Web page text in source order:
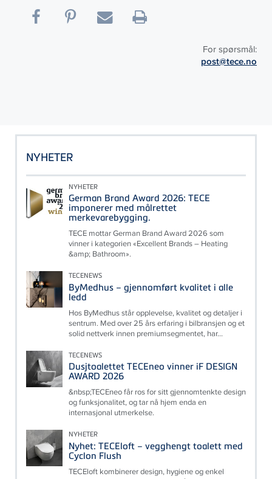
For spørsmål:
post@tece.no
NYHETER
NYHETER
German Brand Award 2026: TECE
imponerer med målrettet
merkevarebygging.
TECE mottar German Brand Award 2026 som
vinner i kategorien «Excellent Brands – Heating
&amp; Bathroom».
TECENEWS
ByMedhus – gjennomført kvalitet i alle
ledd
Hos ByMedhus står opplevelse, kvalitet og detaljer i
sentrum. Med over 25 års erfaring i bilbransjen og et
solid nettverk innen premiumsegmentet, har...
TECENEWS
Dusjtoalettet TECEneo vinner iF DESIGN
AWARD 2026
&nbsp;TECEneo får ros for sitt gjennomtenkte design
og funksjonalitet, og tar nå hjem enda en
internasjonal utmerkelse.
NYHETER
Nyhet: TECEloft – vegghengt toalett med
Cyclon Flush
TECEloft kombinerer design, hygiene og enkel